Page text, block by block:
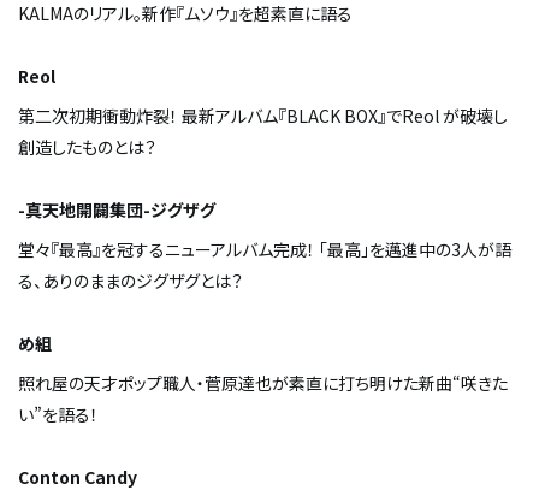
KALMAのリアル。新作『ムソウ』を超素直に語る
Reol
第二次初期衝動炸裂！ 最新アルバム『BLACK BOX』でReol が破壊し
創造したものとは？
-真天地開闢集団-ジグザグ
堂々『最高』を冠するニューアルバム完成！ 「最高」を邁進中の3人が語
る、ありのままのジグザグとは？
め組
照れ屋の天才ポップ職人・菅原達也が素直に打ち明けた新曲“咲きた
い”を語る！
Conton Candy